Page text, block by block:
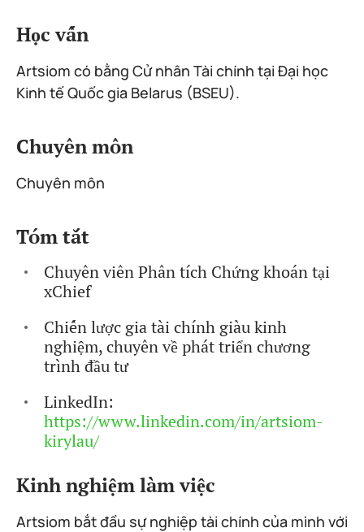
Học vấn
Artsiom có bằng Cử nhân Tài chính tại Đại học
Kinh tế Quốc gia Belarus (BSEU).
Chuyên môn
Chuyên môn
Tóm tắt
Chuyên viên Phân tích Chứng khoán tại
xChief
Chiến lược gia tài chính giàu kinh
nghiệm, chuyên về phát triển chương
trình đầu tư
LinkedIn:
https://www.linkedin.com/in/artsiom-
kirylau/
Kinh nghiệm làm việc
Artsiom bắt đầu sự nghiệp tài chính của mình với